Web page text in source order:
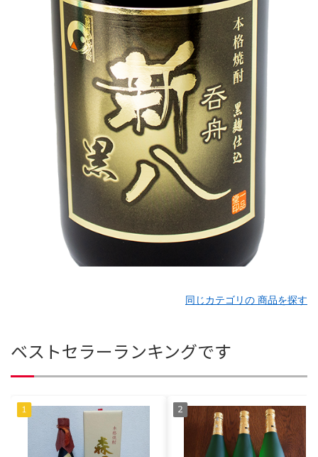
同じカテゴリの 商品を探す
ベストセラーランキングです